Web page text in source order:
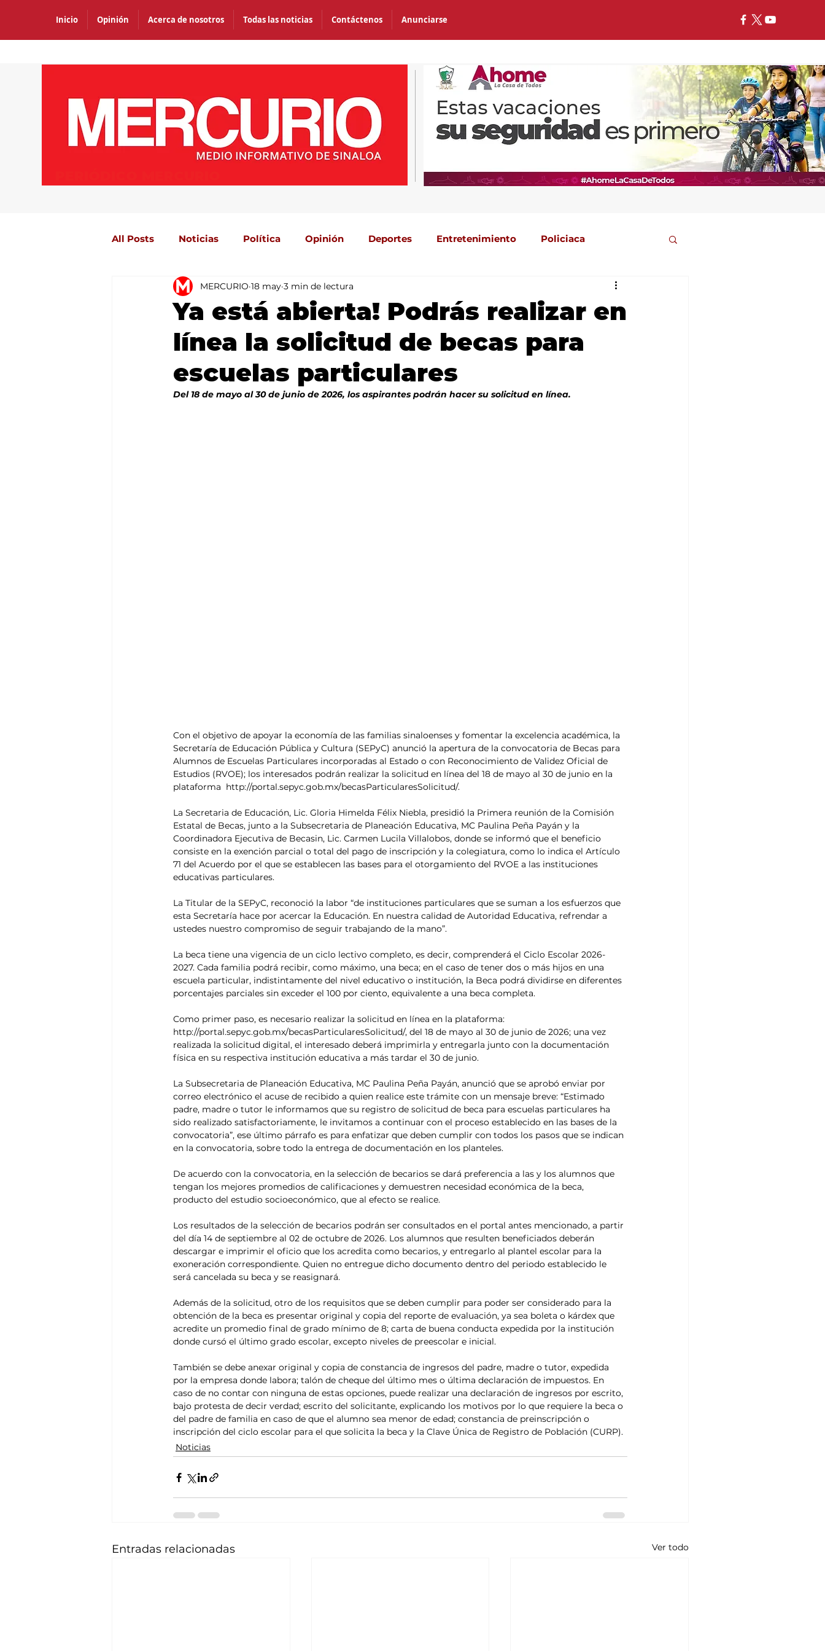
Inicio Opinión Acerca de nosotros Todas las noticias Contáctenos Anunciarse
All Posts Noticias Política Opinión Deportes Entretenimiento Policiaca
Agricultura México Mundo Portada 2
Ya está abierta! Podrás realizar en
línea la solicitud de becas para
escuelas particulares
MERCURIO 18 may 3 min de lectura
Del 18 de mayo al 30 de junio de 2026, los aspirantes podrán hacer su solicitud en línea.
Con el objetivo de apoyar la economía de las familias sinaloenses y fomentar la excelencia académica, la
Secretaría de Educación Pública y Cultura (SEPyC) anunció la apertura de la convocatoria de Becas para
Alumnos de Escuelas Particulares incorporadas al Estado o con Reconocimiento de Validez Oficial de
Estudios (RVOE); los interesados podrán realizar la solicitud en línea del 18 de mayo al 30 de junio en la
plataforma  http://portal.sepyc.gob.mx/becasParticularesSolicitud/.
La Secretaria de Educación, Lic. Gloria Himelda Félix Niebla, presidió la Primera reunión de la Comisión
Estatal de Becas, junto a la Subsecretaria de Planeación Educativa, MC Paulina Peña Payán y la
Coordinadora Ejecutiva de Becasin, Lic. Carmen Lucila Villalobos, donde se informó que el beneficio
consiste en la exención parcial o total del pago de inscripción y la colegiatura, como lo indica el Artículo
71 del Acuerdo por el que se establecen las bases para el otorgamiento del RVOE a las instituciones
educativas particulares.
La Titular de la SEPyC, reconoció la labor “de instituciones particulares que se suman a los esfuerzos que
esta Secretaría hace por acercar la Educación. En nuestra calidad de Autoridad Educativa, refrendar a
ustedes nuestro compromiso de seguir trabajando de la mano”.
La beca tiene una vigencia de un ciclo lectivo completo, es decir, comprenderá el Ciclo Escolar 2026-
2027. Cada familia podrá recibir, como máximo, una beca; en el caso de tener dos o más hijos en una
escuela particular, indistintamente del nivel educativo o institución, la Beca podrá dividirse en diferentes
porcentajes parciales sin exceder el 100 por ciento, equivalente a una beca completa.
Como primer paso, es necesario realizar la solicitud en línea en la plataforma:
http://portal.sepyc.gob.mx/becasParticularesSolicitud/, del 18 de mayo al 30 de junio de 2026; una vez
realizada la solicitud digital, el interesado deberá imprimirla y entregarla junto con la documentación
física en su respectiva institución educativa a más tardar el 30 de junio.
La Subsecretaria de Planeación Educativa, MC Paulina Peña Payán, anunció que se aprobó enviar por
correo electrónico el acuse de recibido a quien realice este trámite con un mensaje breve: “Estimado
padre, madre o tutor le informamos que su registro de solicitud de beca para escuelas particulares ha
sido realizado satisfactoriamente, le invitamos a continuar con el proceso establecido en las bases de la
convocatoria”, ese último párrafo es para enfatizar que deben cumplir con todos los pasos que se indican
en la convocatoria, sobre todo la entrega de documentación en los planteles.
De acuerdo con la convocatoria, en la selección de becarios se dará preferencia a las y los alumnos que
tengan los mejores promedios de calificaciones y demuestren necesidad económica de la beca,
producto del estudio socioeconómico, que al efecto se realice.
Los resultados de la selección de becarios podrán ser consultados en el portal antes mencionado, a partir
del día 14 de septiembre al 02 de octubre de 2026. Los alumnos que resulten beneficiados deberán
descargar e imprimir el oficio que los acredita como becarios, y entregarlo al plantel escolar para la
exoneración correspondiente. Quien no entregue dicho documento dentro del periodo establecido le
será cancelada su beca y se reasignará.
Además de la solicitud, otro de los requisitos que se deben cumplir para poder ser considerado para la
obtención de la beca es presentar original y copia del reporte de evaluación, ya sea boleta o kárdex que
acredite un promedio final de grado mínimo de 8; carta de buena conducta expedida por la institución
donde cursó el último grado escolar, excepto niveles de preescolar e inicial.
También se debe anexar original y copia de constancia de ingresos del padre, madre o tutor, expedida
por la empresa donde labora; talón de cheque del último mes o última declaración de impuestos. En
caso de no contar con ninguna de estas opciones, puede realizar una declaración de ingresos por escrito,
bajo protesta de decir verdad; escrito del solicitante, explicando los motivos por lo que requiere la beca o
del padre de familia en caso de que el alumno sea menor de edad; constancia de preinscripción o
inscripción del ciclo escolar para el que solicita la beca y la Clave Única de Registro de Población (CURP).
Noticias
Entradas relacionadas Ver todo